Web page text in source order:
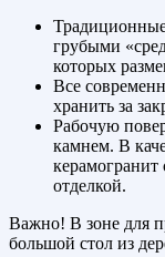
грубыми
которых
Все
хранить за
Рабочую
камнем. В
керамогранит
отделкой.
Важно! В зоне для
большой стол из